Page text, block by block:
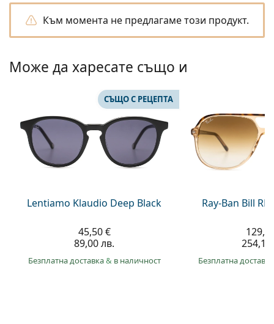
Всички марки
Persol
Всички марки
Всички разтвори
Към момента не предлагаме този продукт.
Може да харесате също и
Lentiamo Klaudio Deep Black
СЪЩО С РЕЦЕПТА
45,50 €
89,00 лв.
Безплатна доставка& в наличност
Ray-Ban Bill
Безплатна